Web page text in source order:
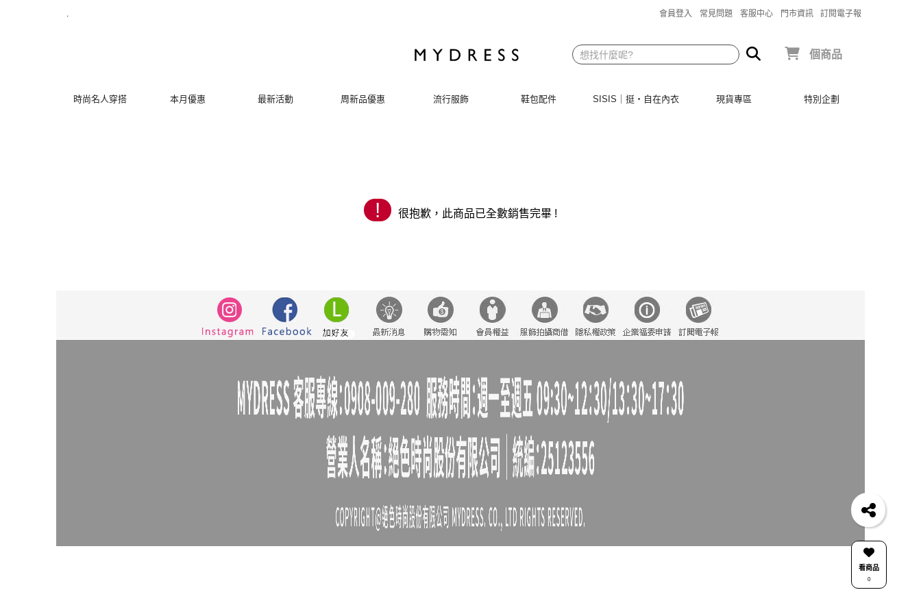
. 會員登入 常見問題 客服中心 門市資訊 訂閱電子報
個商品
時尚名人穿搭 本月優惠 最新活動 周新品優惠 流行服飾 鞋包配件 SISIS｜挺‧自在內衣 現貨專區 特別企劃
! 很抱歉，此商品已全數銷售完畢 !
看商品
0